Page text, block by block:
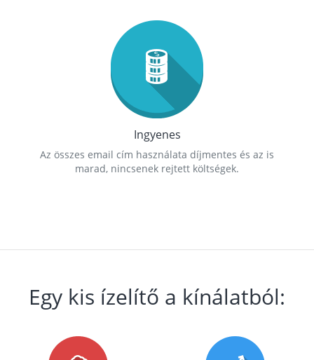
Ingyenes
Az összes email cím használata díjmentes és az is
marad, nincsenek rejtett költségek.
Egy kis ízelítő a kínálatból: